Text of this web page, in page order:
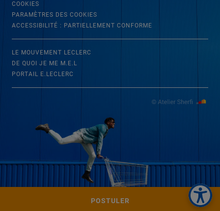
POSTULER
COOKIES
PARAMÈTRES DES COOKIES
ACCESSIBILITÉ : PARTIELLEMENT CONFORME
LE MOUVEMENT LECLERC
DE QUOI JE ME M.E.L
PORTAIL E.LECLERC